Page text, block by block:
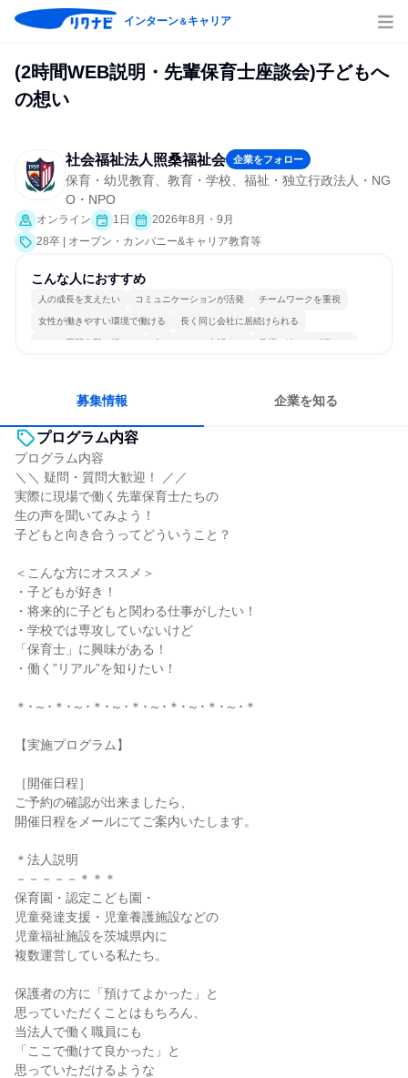
インターン＆キャリア
(2時間WEB説明・先輩保育士座談会)子どもへ
の想い
社会福祉法人照桑福祉会 企業をフォロー
保育・幼児教育、教育・学校、福祉・独立行政法人・NG
O・NPO
オンライン 1日
2026年8月・9月
28卒 | オープン・カンパニー&キャリア教育等
こんな人におすすめ
人の成長を支えたい コミュニケーションが活発 チームワークを重視
女性が働きやすい環境で働ける 長く同じ会社に居続けられる
一つの専門分野を極める 人とたくさん会話する 目標に追われず働ける
募集情報 企業を知る
プログラム内容
プログラム内容
＼＼ 疑問・質問大歓迎！ ／／
実際に現場で働く先輩保育士たちの
生の声を聞いてみよう！
子どもと向き合うってどういうこと？
＜こんな方にオススメ＞
・子どもが好き！
・将来的に子どもと関わる仕事がしたい！
・学校では専攻していないけど
「保育士」に興味がある！
・働く”リアル”を知りたい！
＊･～･＊･～･＊･～･＊･～･＊･～･＊･～･＊
【実施プログラム】
［開催日程］
ご予約の確認が出来ましたら、
開催日程をメールにてご案内いたします。
＊法人説明
－－－－－＊＊＊
保育園・認定こども園・
児童発達支援・児童養護施設などの
児童福祉施設を茨城県内に
複数運営している私たち。
保護者の方に「預けてよかった」と
思っていただくことはもちろん、
当法人で働く職員にも
「ここで働けて良かった」と
思っていただけるような